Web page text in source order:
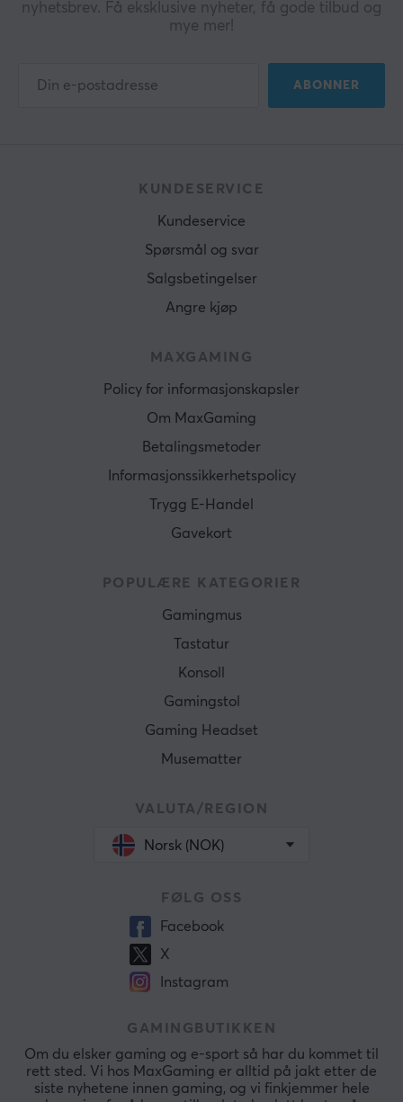
nyhetsbrev. Få eksklusive nyheter, få gode tilbud og
mye mer!
ABONNER
KUNDESERVICE
Kundeservice
Spørsmål og svar
Salgsbetingelser
Angre kjøp
MAXGAMING
Policy for informasjonskapsler
Om MaxGaming
Betalingsmetoder
Informasjonssikkerhetspolicy
Trygg E-Handel
Gavekort
POPULÆRE KATEGORIER
Gamingmus
Tastatur
Konsoll
Gamingstol
Gaming Headset
Musematter
VALUTA/REGION
Norsk (NOK)
FØLG OSS
Facebook
X
Instagram
GAMINGBUTIKKEN
Om du elsker gaming og e-sport så har du kommet til
rett sted. Vi hos MaxGaming er alltid på jakt etter de
siste nyhetene innen gaming, og vi finkjemmer hele